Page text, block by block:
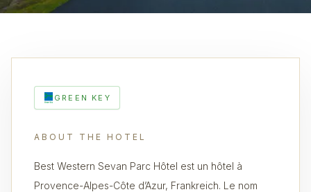
GREEN KEY
ABOUT THE HOTEL
Best Western Sevan Parc Hôtel est un hôtel à
Provence-Alpes-Côte d’Azur, Frankreich. Le nom